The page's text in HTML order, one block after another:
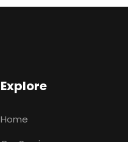
Explore
Home